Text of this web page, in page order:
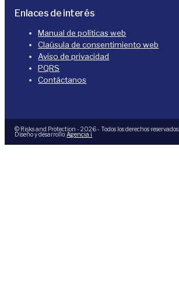
Enlaces de interés
Manual de políticas web
Claúsula de consentimiento web
Aviso de privacidad
PQRS
Contáctanos
© Risks and Protection - 2026 - Todos los derechos reservados.
Diseño y desarrollo:Agencia i